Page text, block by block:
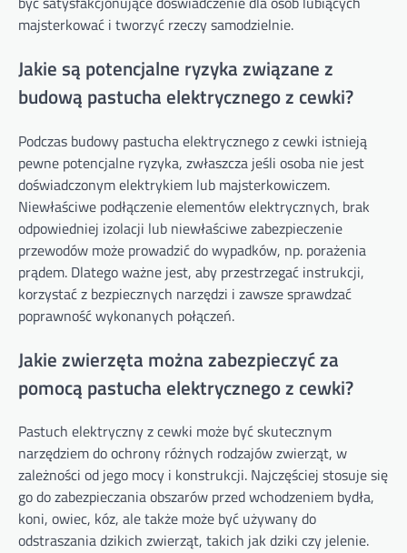
majsterkować i tworzyć rzeczy samodzielnie.
Jakie są potencjalne ryzyka związane z
budową pastucha elektrycznego z cewki?
Podczas budowy pastucha elektrycznego z cewki istnieją
pewne potencjalne ryzyka, zwłaszcza jeśli osoba nie jest
doświadczonym elektrykiem lub majsterkowiczem.
Niewłaściwe podłączenie elementów elektrycznych, brak
odpowiedniej izolacji lub niewłaściwe zabezpieczenie
przewodów może prowadzić do wypadków, np. porażenia
prądem. Dlatego ważne jest, aby przestrzegać instrukcji,
korzystać z bezpiecznych narzędzi i zawsze sprawdzać
poprawność wykonanych połączeń.
Jakie zwierzęta można zabezpieczyć za
pomocą pastucha elektrycznego z cewki?
Pastuch elektryczny z cewki może być skutecznym
narzędziem do ochrony różnych rodzajów zwierząt, w
zależności od jego mocy i konstrukcji. Najczęściej stosuje się
go do zabezpieczania obszarów przed wchodzeniem bydła,
koni, owiec, kóz, ale także może być używany do
odstraszania dzikich zwierząt, takich jak dziki czy jelenie.